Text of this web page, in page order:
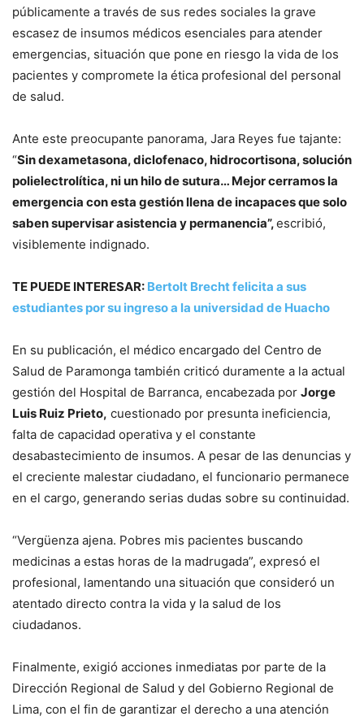
públicamente a través de sus redes sociales la grave
escasez de insumos médicos esenciales para atender
emergencias, situación que pone en riesgo la vida de los
pacientes y compromete la ética profesional del personal
de salud.
Ante este preocupante panorama, Jara Reyes fue tajante:
“Sin dexametasona, diclofenaco, hidrocortisona, solución
polielectrolítica, ni un hilo de sutura… Mejor cerramos la
emergencia con esta gestión llena de incapaces que solo
saben supervisar asistencia y permanencia”,escribió,
visiblemente indignado.
TE PUEDE INTERESAR: Bertolt Brecht felicita a sus
estudiantes por su ingreso a la universidad de Huacho
En su publicación, el médico encargado del Centro de
Salud de Paramonga también criticó duramente a la actual
gestión del Hospital de Barranca, encabezada por Jorge
Luis Ruiz Prieto, cuestionado por presunta ineficiencia,
falta de capacidad operativa y el constante
desabastecimiento de insumos. A pesar de las denuncias y
el creciente malestar ciudadano, el funcionario permanece
en el cargo, generando serias dudas sobre su continuidad.
“Vergüenza ajena. Pobres mis pacientes buscando
medicinas a estas horas de la madrugada”, expresó el
profesional, lamentando una situación que consideró un
atentado directo contra la vida y la salud de los
ciudadanos.
Finalmente, exigió acciones inmediatas por parte de la
Dirección Regional de Salud y del Gobierno Regional de
Lima, con el fin de garantizar el derecho a una atención